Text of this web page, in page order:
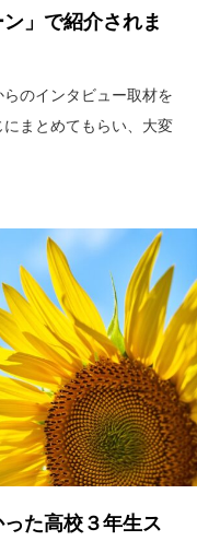
」で紹介されま
のインタビュー取材を
まとめてもらい、大変
った高校３年生ス